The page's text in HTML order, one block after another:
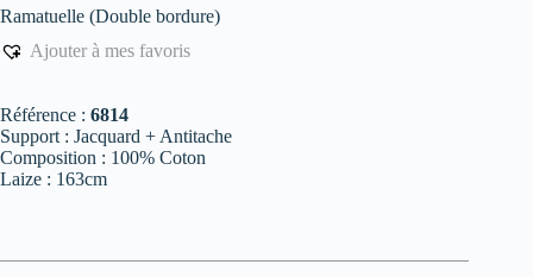
Ramatuelle (Double bordure)
Ajouter à mes favoris
Référence : 6814
Support : Jacquard + Antitache
Composition : 100% Coton
Laize : 163cm